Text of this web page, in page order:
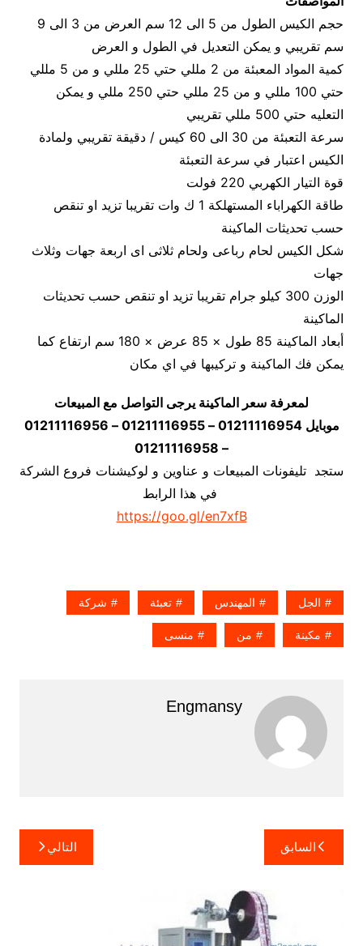
حجم الكيس الطول من 5 الى 12 سم العرض من 3 الى 9
سم تقريبي و يمكن التعديل في الطول و العرض
كمية المواد المعبئة من 2 مللي حتي 25 مللي و من 5 مللي
حتي 100 مللي و من 25 مللي حتي 250 مللي و يمكن
التعليه حتي 500 مللي تقريبي
سرعة التعبئة من 30 الى 60 كيس / دقيقة تقريبي ولمادة
الكيس اعتبار في سرعة التعبئة
قوة التيار الكهربي 220 فولت
طاقة الكهراباء المستهلكة 1 ك وات تقريبا تزيد او تنقص
حسب تحديثات الماكينة
شكل الكيس لحام رباعى ولحام ثلاثى اى اربعة جهات وثلاث
جهات
الوزن 300 كيلو جرام تقريبا تزيد او تنقص حسب تحديثات
الماكينة
أبعاد الماكينة 85 طول × 85 عرض × 180 سم ارتفاع كما
يمكن فك الماكينة و تركيبها في اي مكان
لمعرفة سعر الماكينة يرجى التواصل مع المبيعات
موبايل 01211116954 – 01211116955 – 01211116956
– 01211116958
ستجد تليفونات المبيعات و عناوين و لوكيشنات فروع الشركة
في هذا الرابط
https://goo.gl/en7xfB
الجل المهندس تعبئة شركة
مكينة من منسى
Engmansy
تصفّح
المقالات
السابق التالي